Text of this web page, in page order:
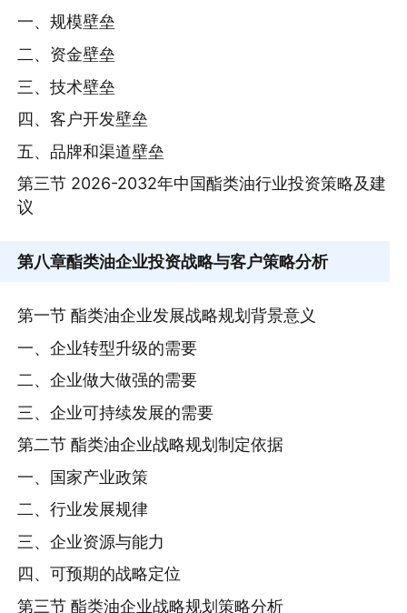
一、规模壁垒
二、资金壁垒
三、技术壁垒
四、客户开发壁垒
五、品牌和渠道壁垒
第三节 2026-2032年中国酯类油行业投资策略及建
议
第八章酯类油企业投资战略与客户策略分析
第一节 酯类油企业发展战略规划背景意义
一、企业转型升级的需要
二、企业做大做强的需要
三、企业可持续发展的需要
第二节 酯类油企业战略规划制定依据
一、国家产业政策
二、行业发展规律
三、企业资源与能力
四、可预期的战略定位
第三节 酯类油企业战略规划策略分析